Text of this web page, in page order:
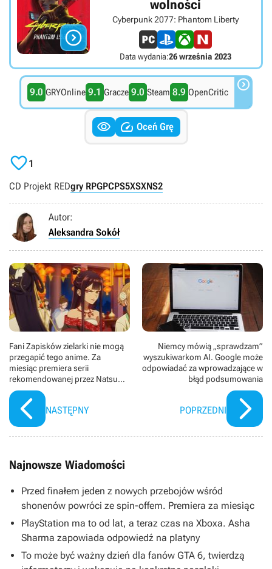

wolności
Cyberpunk 2077: Phantom Liberty
Data wydania:26 września 2023
9.0 GRYOnline 9.1 Gracze 9.0 Steam 8.9 OpenCritic 
  Oceń Grę
1
CD Projekt REDgry RPGPCPS5XSXNS2
Autor:
Aleksandra Sokół
Fani Zapisków zielarki nie mogą
przegapić tego anime. Za
miesiąc premiera serii
rekomendowanej przez Natsu
Hyuugę
NASTĘPNY
Niemcy mówią „sprawdzam”
wyszukiwarkom AI. Google może
odpowiadać za wprowadzające w
błąd podsumowania
POPRZEDNI
Najnowsze Wiadomości
Przed finałem jeden z nowych przebojów wśród
shonenów powróci ze spin-offem. Premiera za miesiąc
PlayStation ma to od lat, a teraz czas na Xboxa. Asha
Sharma zapowiada odpowiedź na platyny
To może być ważny dzień dla fanów GTA 6, twierdzą